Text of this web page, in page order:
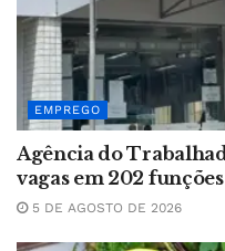
EMPREGO
Agência do
vagas em 202
5 DE AGOSTO DE 2026